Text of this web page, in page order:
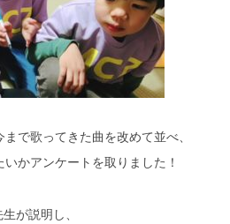
で歌ってきた曲を改めて並べ、
かアンケートを取りました！
が説明し、